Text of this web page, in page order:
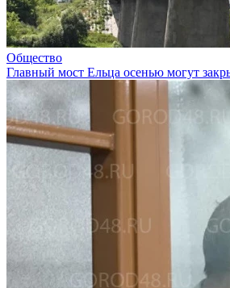
Общество
Главный мост Ельца осенью могут